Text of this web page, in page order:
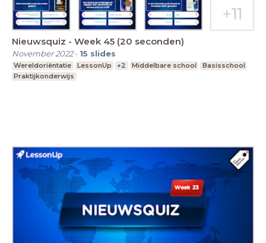
Nieuwsquiz - Week 45 (20 seconden)
November 2022- 15 slides
Wereldoriëntatie LessonUp +2 Middelbare school
Basisschool
Praktijkonderwijs